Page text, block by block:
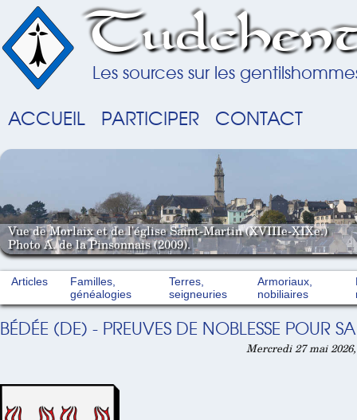
Les sources sur les
ACCUEIL PARTICIPER CONTACT
Vue de Morlaix et de l'église Saint-Martin (XVIIIe-XIXe.)
Photo A. de la Pinsonnais (2009).
Articles
Familles,
généalogies
Terres,
seigneuries
Armoriaux,
nobiliaires
BÉDÉE (DE) - PREUVES DE NOBLESSE POUR
Mercredi 27 mai